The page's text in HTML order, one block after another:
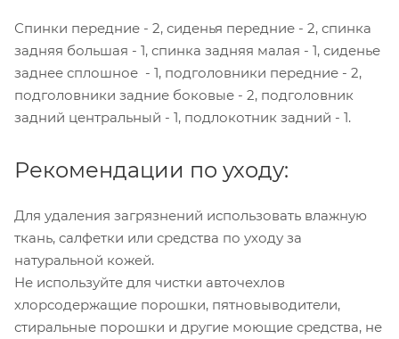
Спинки передние - 2, сиденья передние - 2, спинка
задняя большая - 1, спинка задняя малая - 1, сиденье
заднее сплошное - 1, подголовники передние - 2,
подголовники задние боковые - 2, подголовник
задний центральный - 1, подлокотник задний - 1.
Рекомендации по уходу:
Для удаления загрязнений использовать влажную
ткань, салфетки или средства по уходу за
натуральной кожей.
Не используйте для чистки авточехлов
хлорсодержащие порошки, пятновыводители,
стиральные порошки и другие моющие средства, не